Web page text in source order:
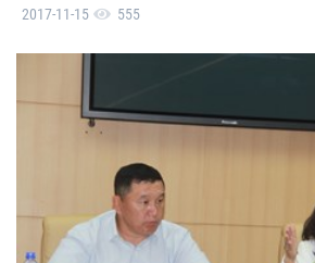
2017-11-15
555